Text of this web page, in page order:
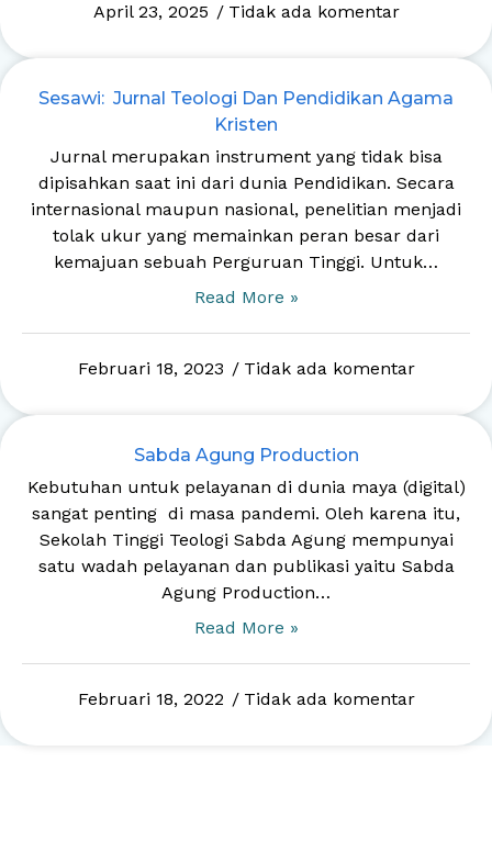
April 23, 2025 Tidak ada komentar
Sesawi: Jurnal Teologi Dan Pendidikan Agama
Kristen
Jurnal merupakan instrument yang tidak bisa
dipisahkan saat ini dari dunia Pendidikan. Secara
internasional maupun nasional, penelitian menjadi
tolak ukur yang memainkan peran besar dari
kemajuan sebuah Perguruan Tinggi. Untuk…
Read More »
Februari 18, 2023 Tidak ada komentar
Sabda Agung Production
Kebutuhan untuk pelayanan di dunia maya (digital)
sangat penting di masa pandemi. Oleh karena itu,
Sekolah Tinggi Teologi Sabda Agung mempunyai
satu wadah pelayanan dan publikasi yaitu Sabda
Agung Production…
Read More »
Februari 18, 2022 Tidak ada komentar